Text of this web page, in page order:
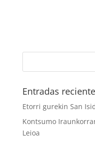
Entradas
Etorri gurekin San
Kontsumo
Leioa